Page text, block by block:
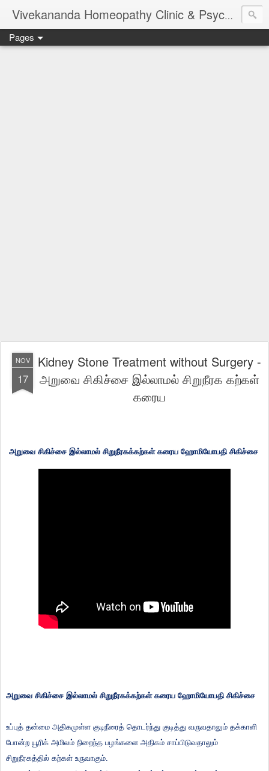
Vivekananda Homeopathy Clinic & Psychological Counseling Centre, Chennai
Pages
NOV
17
Kidney Stone Treatment without Surgery -
அறுவை சிகிச்சை இல்லாமல் சிறுநீரக கற்கள்
கரைய
அறுவை சிகிச்சை இல்லாமல் சிறுநீரகக்கற்கள் கரைய ஹோமியோபதி சிகிச்சை
அறுவை சிகிச்சை இல்லாமல் சிறுநீரகக்கற்கள் கரைய ஹோமியோபதி சிகிச்சை
உப்புத் தன்மை அதிகமுள்ள குடிநீரைத் தொடர்ந்து குடித்து வருவதாலும் தக்காளி
போன்ற யூரிக் அமிலம் நிறைந்த பழங்களை அதிகம் சாப்பிடுவதாலும்
சிறுநீரகத்தில் கற்கள் உருவாகும்.